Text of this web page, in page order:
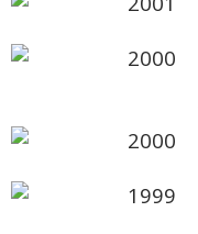
2000
2000
1999